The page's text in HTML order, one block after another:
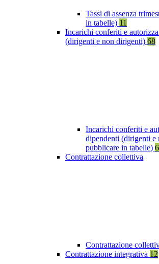
Tassi di assenza
in tabelle) 11
Incarichi conferiti e
(dirigenti e non dirigenti) 68
Incarichi conferiti e
dipendenti (dirigenti e
pubblicare in tabelle)
Contrattazione collettiva
Contrattazione
Contrattazione integrativa 12